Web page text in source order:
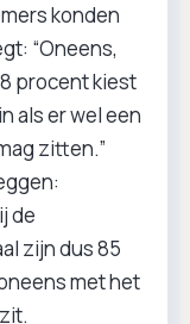
konden
“Oneens,
procent kiest
als er wel een
zitten.”
de
zijn dus 85
met het